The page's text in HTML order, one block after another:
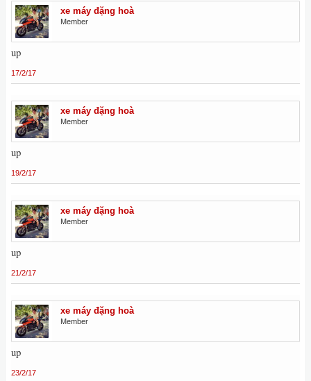
xe máy đặng hoà
Member
up
17/2/17
xe máy đặng hoà
Member
up
19/2/17
xe máy đặng hoà
Member
up
21/2/17
xe máy đặng hoà
Member
up
23/2/17